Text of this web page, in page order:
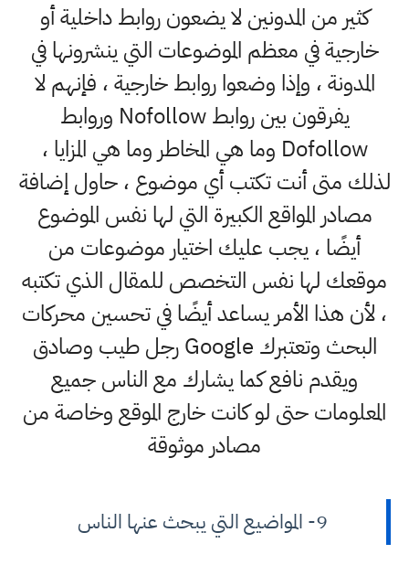
كثير من المدونين لا يضعون روابط داخلية أو
خارجية في معظم الموضوعات التي ينشرونها في
المدونة ، وإذا وضعوا روابط خارجية ، فإنهم لا
يفرقون بين روابط Nofollow وروابط
Dofollow وما هي المخاطر وما هي المزايا ،
لذلك متى أنت تكتب أي موضوع ، حاول إضافة
مصادر المواقع الكبيرة التي لها نفس الموضوع
أيضًا ، يجب عليك اختيار موضوعات من
موقعك لها نفس التخصص للمقال الذي تكتبه
، لأن هذا الأمر يساعد أيضًا في تحسين محركات
البحث وتعتبرك Google رجل طيب وصادق
ويقدم نافع كما يشارك مع الناس جميع
المعلومات حتى لو كانت خارج الموقع وخاصة من
مصادر موثوقة
9- المواضيع التي يبحث عنها الناس